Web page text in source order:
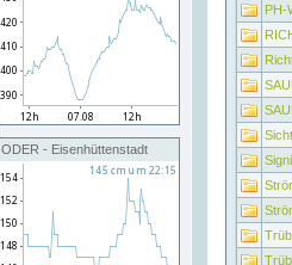
ODER - Eisenhüttenstadt
PH-